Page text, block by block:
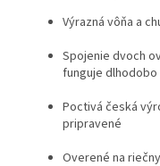
Výrazná vôňa a
Spojenie dvoch
funguje dlhodobo
Poctivá česká
pripravené
Overené na